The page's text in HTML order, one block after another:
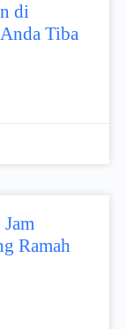
di
Tiba
Ramah